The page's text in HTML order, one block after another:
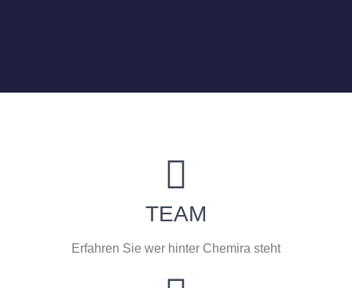
TEAM
Erfahren Sie wer hinter Chemira steht